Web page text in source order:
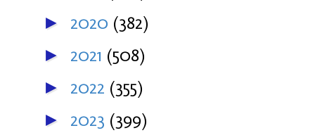
► 2020 (382)
► 2021 (508)
► 2022 (355)
► 2023 (399)